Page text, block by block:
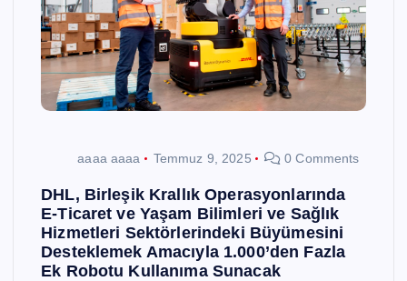
aaaa aaaa Temmuz 9, 2025 0 Comments
DHL, Birleşik Krallık Operasyonlarında
E-Ticaret ve Yaşam Bilimleri ve Sağlık
Hizmetleri Sektörlerindeki Büyümesini
Desteklemek Amacıyla 1.000’den Fazla
Ek Robotu Kullanıma Sunacak